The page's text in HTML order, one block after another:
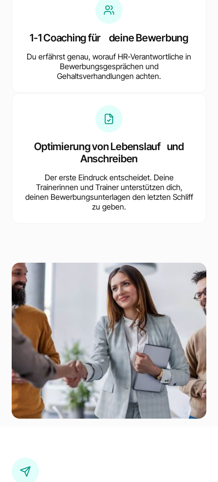
1-1 Coaching für deine Bewerbung
Du erfährst genau, worauf HR-Verantwortliche in
Bewerbungsgesprächen und
Gehaltsverhandlungen achten.
Optimierung von Lebenslauf und
Anschreiben
Der erste Eindruck entscheidet. Deine
Trainerinnen und Trainer unterstützen dich,
deinen Bewerbungsunterlagen den letzten Schliff
zu geben.